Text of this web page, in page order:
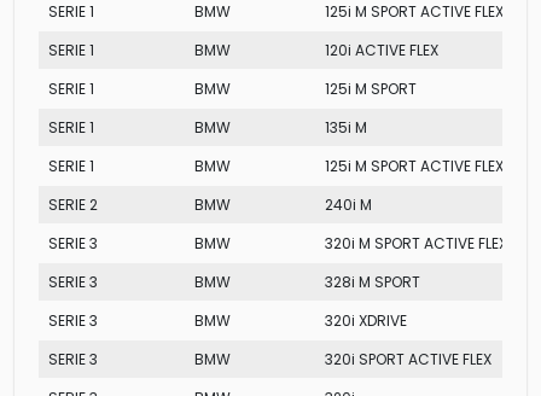
SERIE 1
BMW
125i M SPORT ACTIVE FLEX
SERIE 1
BMW
120i ACTIVE FLEX
SERIE 1
BMW
125i M SPORT
SERIE 1
BMW
135i M
SERIE 1
BMW
125i M SPORT ACTIVE FLEX
SERIE 2
BMW
240i M
SERIE 3
BMW
320i M SPORT ACTIVE FLEX
SERIE 3
BMW
328i M SPORT
SERIE 3
BMW
320i XDRIVE
SERIE 3
BMW
320i SPORT ACTIVE FLEX